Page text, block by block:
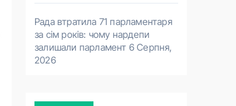
Рада втратила 71 парламентаря
за сім років: чому нардепи
залишали парламент 6 Серпня,
2026